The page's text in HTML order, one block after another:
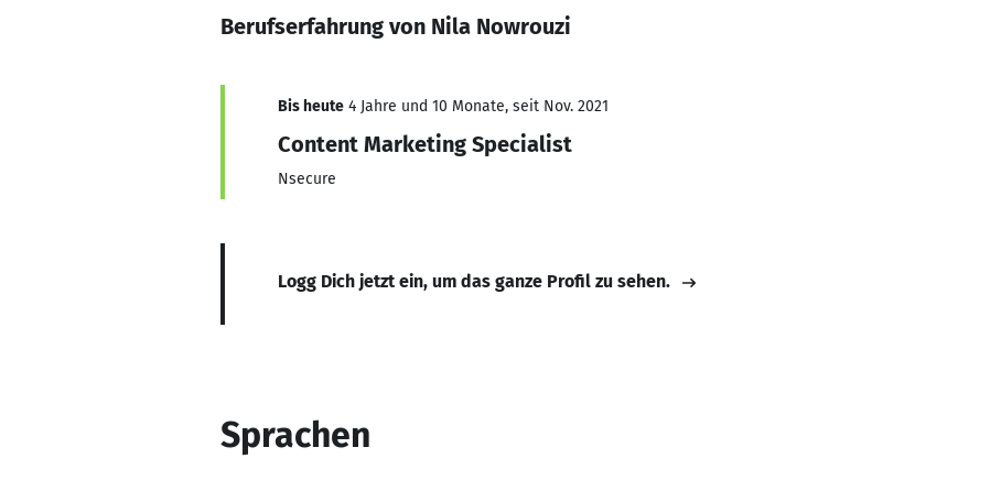
Berufserfahrung von Nila Nowrouzi
Bis heute 4 Jahre und 10 Monate, seit Nov. 2021
Content Marketing Specialist
Nsecure
Logg Dich jetzt ein, um das ganze Profil zu sehen.
Sprachen